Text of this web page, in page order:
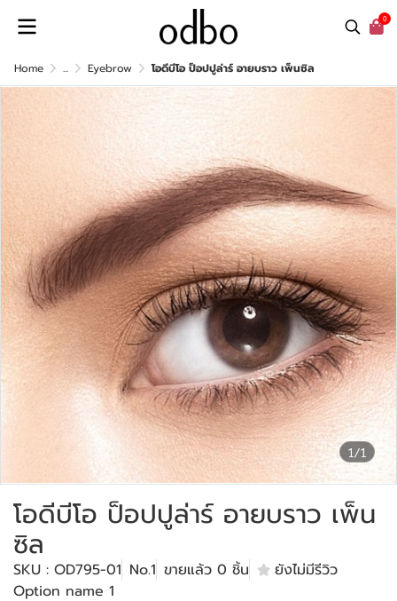
0
Home ... Eyebrow โอดีบีโอ ป็อปปูล่าร์ อายบราว เพ็นซิล
1/1
โอดีบีโอ ป็อปปูล่าร์ อายบราว เพ็น
ซิล
SKU : OD795-01 No.1 ขายแล้ว 0 ชิ้น
ยังไม่มีรีวิว
Option name 1